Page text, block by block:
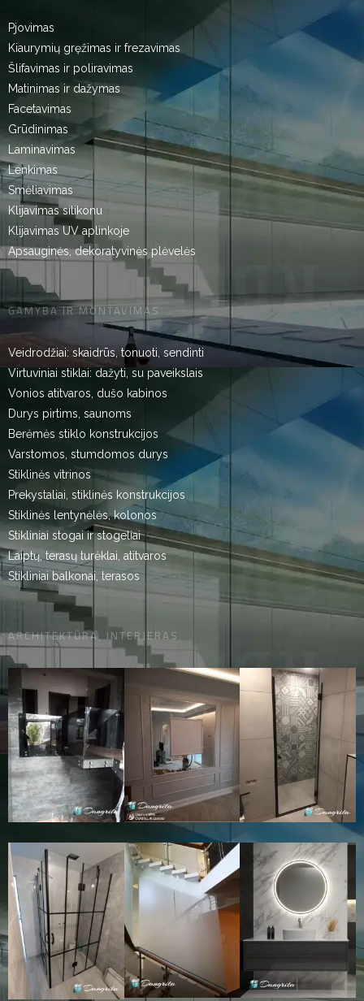
Pjovimas
Kiaurymių gręžimas ir frezavimas
Šlifavimas ir poliravimas
Matinimas ir dažymas
Facetavimas
Grūdinimas
Laminavimas
Lenkimas
Smėliavimas
Klijavimas silikonu
Klijavimas UV aplinkoje
Apsauginės, dekoratyvinės plėvelės
GAMYBA IR MONTAVIMAS
Veidrodžiai: skaidrūs, tonuoti, sendinti
Virtuviniai stiklai: dažyti, su paveikslais
Vonios atitvaros, dušo kabinos
Durys pirtims, saunoms
Berėmės stiklo konstrukcijos
Varstomos, stumdomos durys
Stiklinės vitrinos
Prekystaliai, stiklinės konstrukcijos
Stiklinės lentynėlės, kolonos
Stikliniai stogai ir stogeliai
Laiptų, terasų turėklai, atitvaros
Stikliniai balkonai, terasos
ARCHITEKTŪRA, INTERJERAS